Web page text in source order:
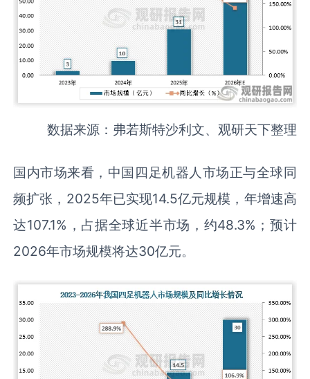
数据来源：弗若斯特沙利文、观研天下整理
国内市场来看，中国四足机器人市场正与全球同
频扩张，2025年已实现14.5亿元规模，年增速高
达107.1%，占据全球近半市场，约48.3%；预计
2026年市场规模将达30亿元。